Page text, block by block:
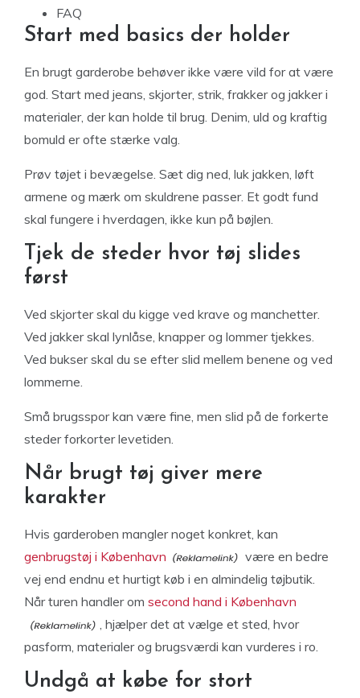
FAQ
Start med basics der holder
En brugt garderobe behøver ikke være vild for at være
god. Start med jeans, skjorter, strik, frakker og jakker i
materialer, der kan holde til brug. Denim, uld og kraftig
bomuld er ofte stærke valg.
Prøv tøjet i bevægelse. Sæt dig ned, luk jakken, løft
armene og mærk om skuldrene passer. Et godt fund
skal fungere i hverdagen, ikke kun på bøjlen.
Tjek de steder hvor tøj slides
først
Ved skjorter skal du kigge ved krave og manchetter.
Ved jakker skal lynlåse, knapper og lommer tjekkes.
Ved bukser skal du se efter slid mellem benene og ved
lommerne.
Små brugsspor kan være fine, men slid på de forkerte
steder forkorter levetiden.
Når brugt tøj giver mere
karakter
Hvis garderoben mangler noget konkret, kan
genbrugstøj i København
være en bedre
vej end endnu et hurtigt køb i en almindelig tøjbutik.
Når turen handler om second hand i København
, hjælper det at vælge et sted, hvor
pasform, materialer og brugsværdi kan vurderes i ro.
Undgå at købe for stort